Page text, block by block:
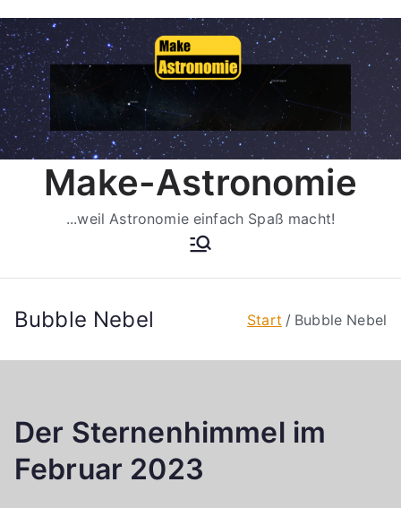
Inhalt
springen
Make-Astronomie
...weil Astronomie einfach Spaß macht!
Bubble Nebel Start Bubble Nebel
Der Sternenhimmel im
Februar 2023